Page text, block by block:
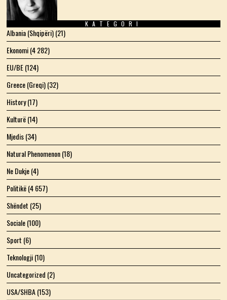
KATEGORI
Albania (Shqipëri)(21)
Ekonomi(4 282)
EU/BE(124)
Greece (Greqi)(32)
History(17)
Kulturë(14)
Mjedis(34)
Natural Phenomenon(18)
Ne Dukje(4)
Politikë(4 657)
Shëndet (25)
Sociale(100)
Sport (6)
Teknologji(10)
Uncategorized (2)
USA/SHBA(153)